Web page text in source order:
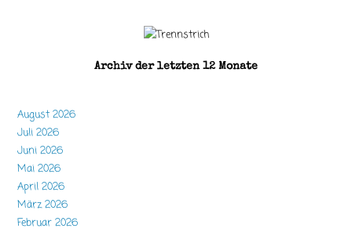
Archiv der letzten 12 Monate
August 2026
Juli 2026
Juni 2026
Mai 2026
April 2026
März 2026
Februar 2026